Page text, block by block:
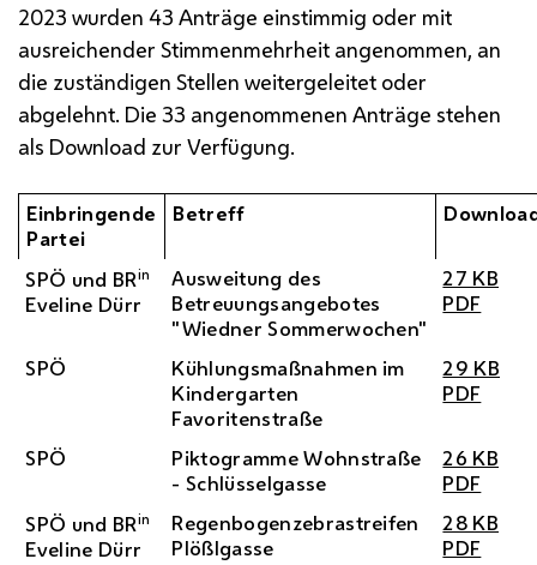
2023 wurden 43 Anträge einstimmig oder mit
ausreichender Stimmenmehrheit angenommen, an
die zuständigen Stellen weitergeleitet oder
abgelehnt. Die 33 angenommenen Anträge stehen
als Download zur Verfügung.
Einbringende
Partei
Betreff
SPÖ und BRin
Eveline Dürr
Ausweitung des
Betreuungsangebotes
"Wiedner Sommerwochen"
27 KB
PDF
SPÖ
Kühlungsmaßnahmen im
Kindergarten
Favoritenstraße
29 KB
PDF
SPÖ
Piktogramme Wohnstraße
- Schlüsselgasse
26 KB
PDF
SPÖ und BRin
Eveline Dürr
Regenbogenzebrastreifen
Plößlgasse
28 KB
PDF